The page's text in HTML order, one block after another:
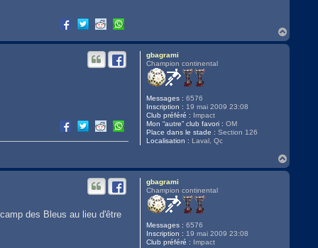
a
gbagrami
Champion continental
Messages : 6576
Inscription : 19 mai 2009 23:08
Club préféré : Impact
Mon “autre” club favori : OM
Place dans le stade : Section 126
Localisation : Laval, Qc
a
gbagrami
Champion continental
Messages : 6576
Inscription : 19 mai 2009 23:08
Club préféré : Impact
des Bleus au lieu d'être